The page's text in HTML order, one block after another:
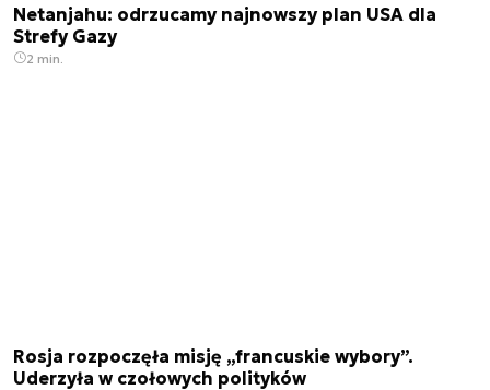
Netanjahu: odrzucamy najnowszy plan USA dla
Strefy Gazy
2 min.
Rosja rozpoczęła misję „francuskie wybory”.
Uderzyła w czołowych polityków